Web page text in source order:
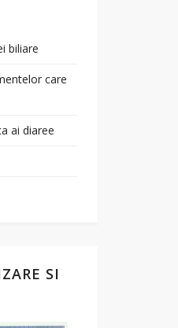
biliare
care
ai diaree
SI